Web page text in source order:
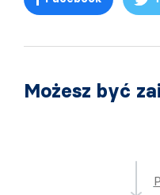
Możesz być